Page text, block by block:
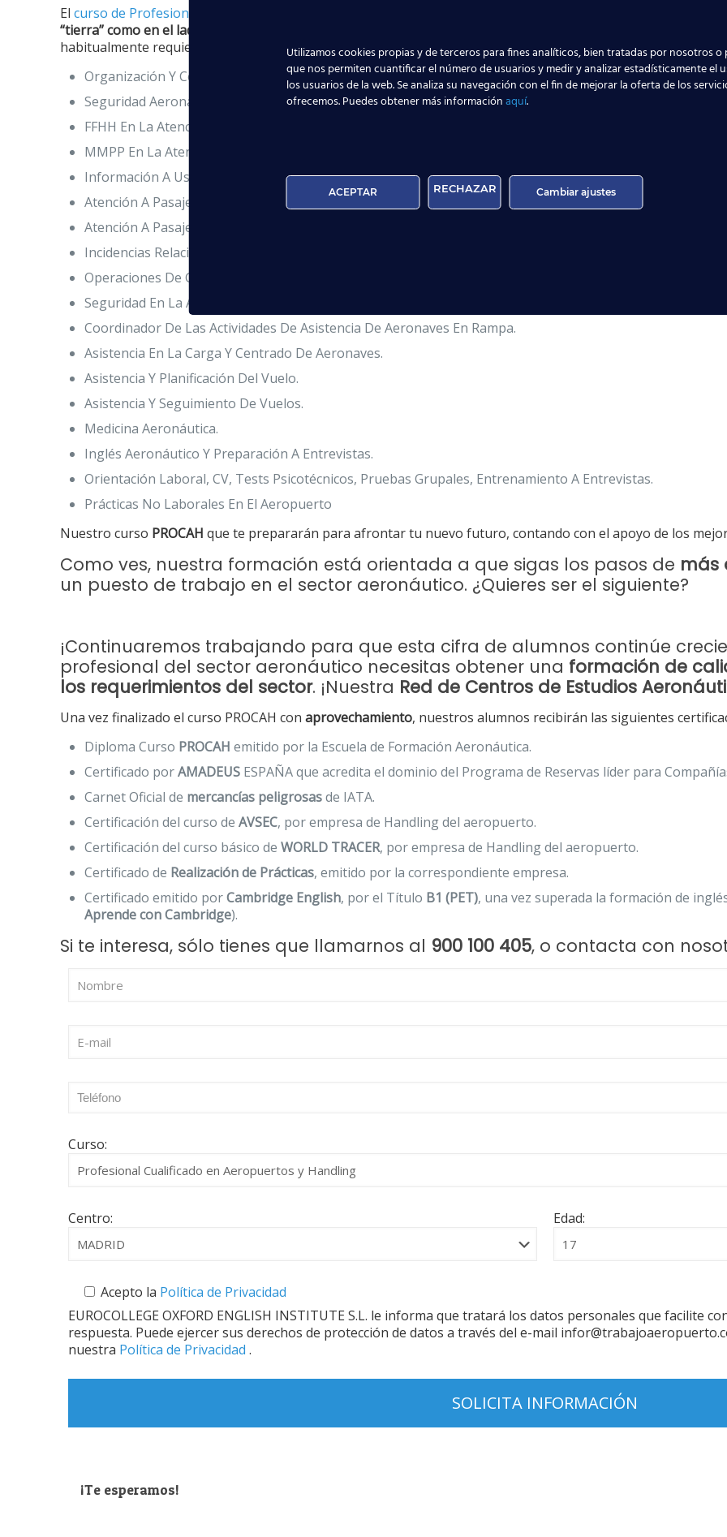
Elcurso de Profesional Cualificado en Aeropuertos y Handling PROCAH
contenidos
“tierra” como en el lado “aire” de un aeropuerto
habitualmente requiere este puesto de trabajo:
Organización Y Comunicación En El Entorno Aeropuerto.
Seguridad Aeronáutica. Obtención Del Certificado Oficial De AESA.
FFHH En La Atención A Pasajeros. CRM.
MMPP En La Atención a Pasajeros. Obtención Del Carnet Oficial Categoría 9.
Información A Usuarios Sobre Vuelos Y Servicios Aeroportuarios.
Atención A Pasajeros En Los Servicios De Facturación De Vuelo Y Embarque.
Atención A Pasajeros De Trato Diferenciado.
Incidencias Relacionadas Con Los Pasajeros Y El Embarque Y World Tracer.
Operaciones De Gestión Documental De Mercancías De Carga Aérea.
Seguridad En La Asistencia De Aeronaves Y Despacho De Vuelo.
Coordinador De Las Actividades De Asistencia De Aeronaves En Rampa.
Asistencia En La Carga Y Centrado De Aeronaves.
Asistencia Y Planificación Del Vuelo.
Asistencia Y Seguimiento De Vuelos.
Medicina Aeronáutica.
Inglés Aeronáutico Y Preparación A Entrevistas.
Orientación Laboral, CV, Tests Psicotécnicos, Pruebas Grupales, Entrenamiento A Entrevistas.
Prácticas No Laborales En El Aeropuerto
Nuestro curso PROCAH que te prepararán para afrontar tu nuevo futuro, contando con el apoyo de los
Como ves, nuestra formación está orientada a que sigas los pasos de más
un puesto de trabajo en el sector aeronáutico. ¿Quieres ser el siguiente?
¡Continuaremos trabajando para que esta cifra de alumnos continúe
profesional del sector aeronáutico necesitas obtener una formación de
los requerimientos del sector. ¡Nuestra Red de Centros de Estudios
Una vez finalizado el curso PROCAH conaprovechamiento, nuestros alumnos recibirán las siguientes
Diploma Curso PROCAH emitido por la Escuela de Formación Aeronáutica.
Certificado porAMADEUS ESPAÑA que acredita el dominio del Programa de Reservas líder para
Carnet Oficial de mercancías peligrosasde IATA.
Certificación del curso deAVSEC, por empresa de Handling del aeropuerto.
Certificación del curso básico deWORLD TRACER, por empresa de Handling del aeropuerto.
Certificado de Realización de Prácticas, emitido por la correspondiente empresa.
Certificado emitido porCambridge English, por el Título B1 (PET), una vez superada la formación de
Aprende con Cambridge).
Si te interesa, sólo tienes que llamarnos al 900 100 405, o contacta con
Curso:
Centro: Edad:
Acepto la Política de Privacidad
EUROCOLLEGE OXFORD ENGLISH INSTITUTE S.L. le informa que tratará los datos personales que facilite
respuesta. Puede ejercer sus derechos de protección de datos a través del e-mail
nuestra Política de Privacidad.
¡Te esperamos!
Utilizamos cookies propias y de terceros para fines analíticos, bien tratadas por nosotros
que nos permiten cuantificar el número de usuarios y medir y analizar estadísticamente el
los usuarios de la web. Se analiza su navegación con el fin de mejorar la oferta de los
ofrecemos. Puedes obtener más informaciónaquí.
ACEPTAR RECHAZAR Cambiar ajustes